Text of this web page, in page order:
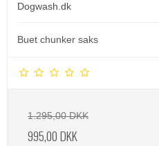
Dogwash.dk
Buet chunker saks
1.295,00 DKK
995,00 DKK